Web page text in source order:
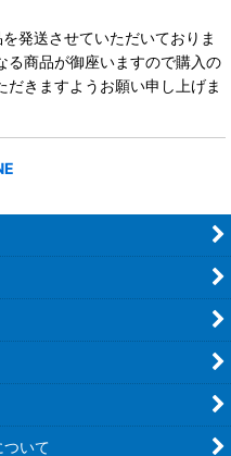
発送させていただいておりま
る商品が御座いますので購入の
きますようお願い申し上げま
いて